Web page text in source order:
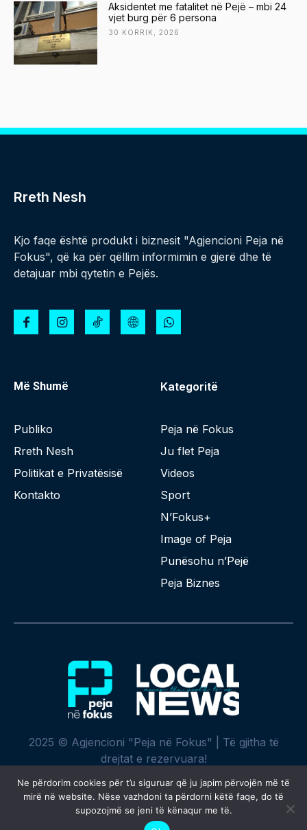
Aksidentet me fatalitet në Pejë – mbi 24
vjet burg për 6 persona
30 KORRIK, 2026
Rreth Nesh
Kjo faqe është produkt i biznesit "Agjencioni Peja në
Fokus", që ka për qëllim informimin e gjerë dhe të
detajuar mbi qytetin e Pejës.
Më Shumë
Publiko
Rreth Nesh
Politikat e Privatësisë
Kontakto
Kategoritë
Peja në Fokus
Ju flet Peja
Videos
Sport
N’Fokus+
Image of Peja
Punësohu n’Pejë
Peja Biznes
2025 © Agjencioni "Peja në Fokus" | Të gjitha të
drejtat e rezervuara!
Krijuar me ♥ nga
Ne përdorim cookies për t’u siguruar që ju japim përvojën më të
mirë në website. Nëse vazhdoni ta përdorni këtë faqe, do të
supozojmë se jeni të kënaqur me të.